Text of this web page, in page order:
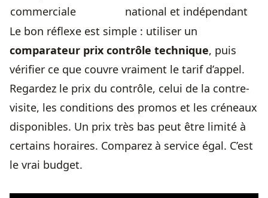
commerciale
national et indépendant
Le bon réflexe est simple : utiliser un
comparateur prix contrôle technique, puis
vérifier ce que couvre vraiment le tarif d’appel.
Regardez le prix du contrôle, celui de la contre-
visite, les conditions des promos et les créneaux
disponibles. Un prix très bas peut être limité à
certains horaires. Comparez à service égal. C’est
le vrai budget.